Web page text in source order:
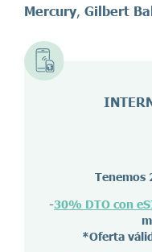
Mercury Gilbert
Tenemos
-30% DTO con
*Oferta